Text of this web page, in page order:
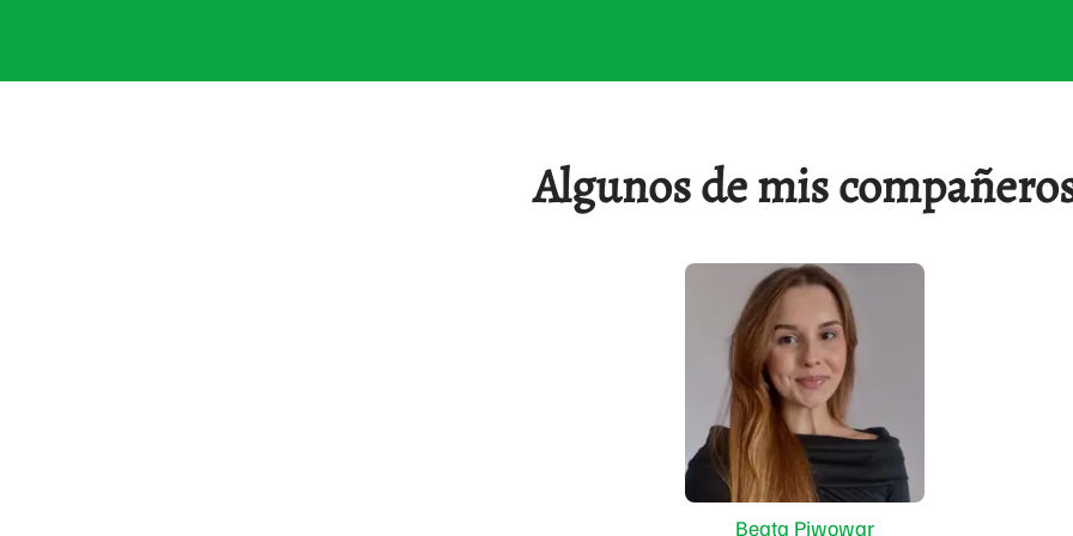
Algunos de mis
Beata Piwowar